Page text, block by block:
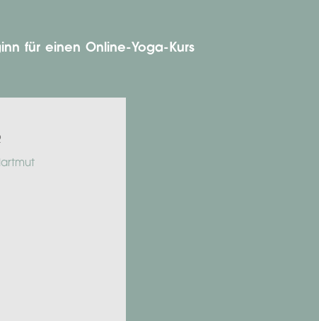
für einen Online-Yoga-Kurs